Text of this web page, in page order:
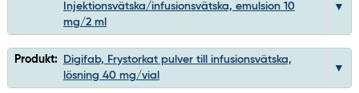
Injektionsvätska/infusionsvätska, emulsion 10
mg/2 ml
Produkt:
Digifab, Frystorkat pulver till infusionsvätska,
lösning 40 mg/vial